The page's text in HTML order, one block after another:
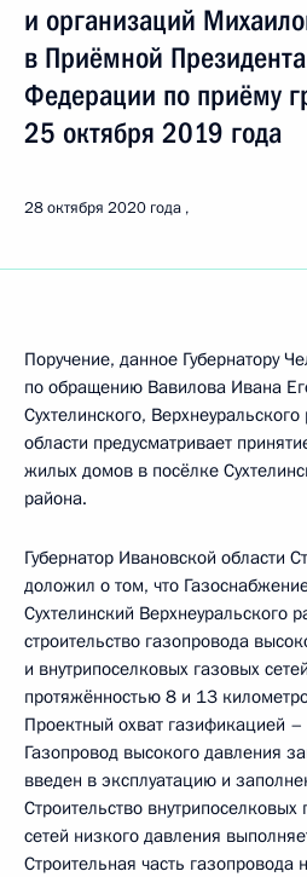
и организаций
в Приёмной
Федерации по приёму
25 октября 2019 года
28 октября 2020 года
Поручение, данное Губернатору
по обращению Вавилова Ивана
Сухтелинского,
области предусматривает
жилых домов в посёлке
района.
Губернатор Ивановской области
доложил о том, что
Сухтелинский Верхнеуральского
строительство газопровода
и внутрипоселковых газовых
протяжённостью 8 и 13
Проектный охват газификацией
Газопровод высокого давления
введен в эксплуатацию и
Строительство
сетей низкого давления
Строительная часть газопровода